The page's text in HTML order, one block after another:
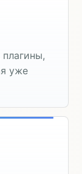
уже